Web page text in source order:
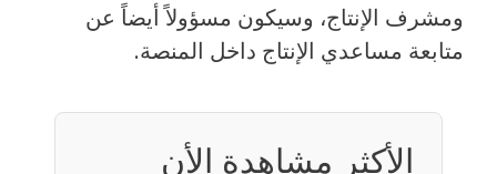
ومشرف الإنتاج، وسيكون مسؤولاً أيضاً عن
متابعة مساعدي الإنتاج داخل المنصة.
الأكثر مشاهدة الأن